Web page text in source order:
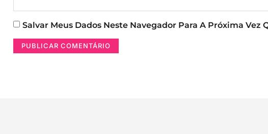
Salvar Meus Dados Neste Navegador Para A Próxima Vez